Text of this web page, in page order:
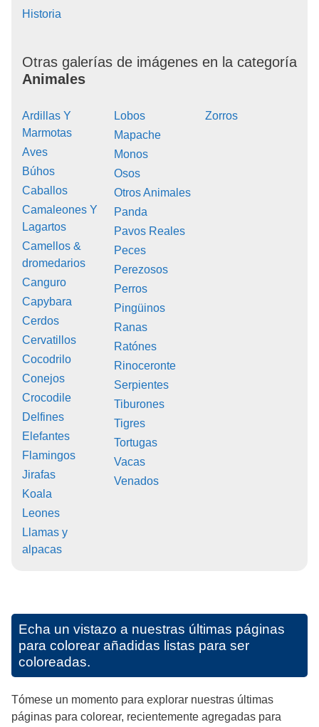
Historia
Otras galerías de imágenes en la categoría
Animales
Ardillas Y
Marmotas
Aves
Búhos
Caballos
Camaleones Y
Lagartos
Camellos &
dromedarios
Canguro
Capybara
Cerdos
Cervatillos
Cocodrilo
Conejos
Crocodile
Delfines
Elefantes
Flamingos
Jirafas
Koala
Leones
Llamas y
alpacas
Lobos
Mapache
Monos
Osos
Otros Animales
Panda
Pavos Reales
Peces
Perezosos
Perros
Pingüinos
Ranas
Ratónes
Rinoceronte
Serpientes
Tiburones
Tigres
Tortugas
Vacas
Venados
Zorros
Echa un vistazo a nuestras últimas páginas
para colorear añadidas listas para ser
coloreadas.
Tómese un momento para explorar nuestras últimas
páginas para colorear, recientemente agregadas para